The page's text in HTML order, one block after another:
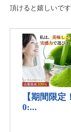
頂けると嬉しいです